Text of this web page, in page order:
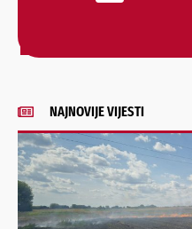
NAJNOVIJE VIJESTI